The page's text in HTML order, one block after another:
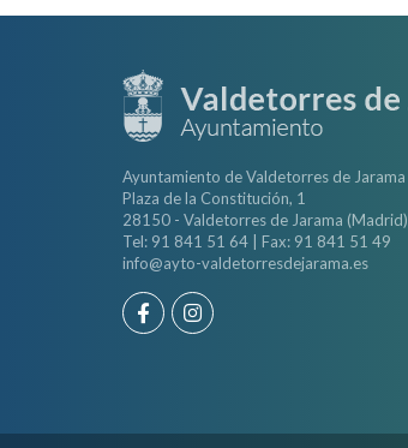
Ayuntamiento de Valdetorres de Jarama
Plaza de la Constitución, 1
28150 - Valdetorres de Jarama (Madrid)
Tel: 91 841 51 64 | Fax: 91 841 51 49
info@ayto-valdetorresdejarama.es